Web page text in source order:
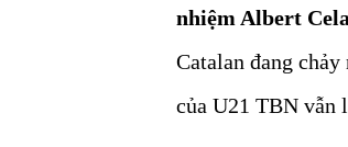
nhiệm Albert
Catalan đang
của U21 TBN vẫn